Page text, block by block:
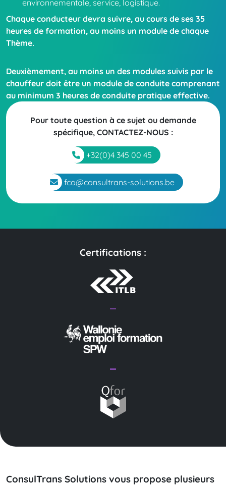
environnementale, service, logistique.
Chaque conducteur devra suivre, au cours de ses 35
heures de formation, au moins un module de chaque
Thème.
Deuxièmement, au moins un des modules suivis par le
chauffeur doit être un module de conduite comprenant
au minimum 3 heures de conduite pratique effective.
Pour toute question à ce sujet ou demande
spécifique, CONTACTEZ-NOUS :
+32(0)4 345 00 45
fco@consultrans-solutions.be
Certifications :
ConsulTrans Solutions vous propose plusieurs